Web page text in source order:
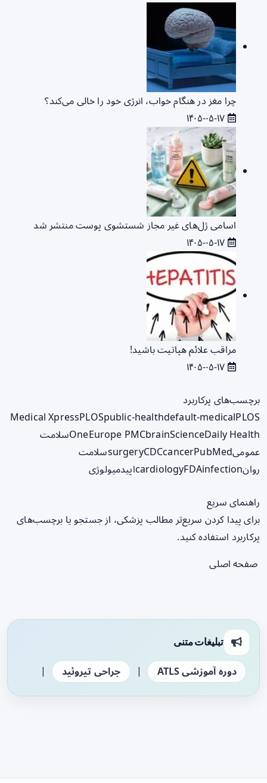
چرا مغز در هنگام خواب، انرژی خود را خالی می‌کند؟
اسامی ژل‌های غیر مجاز شستشوی پوست منتشر شد
مراقب علائم هپاتیت باشید!
برچسب‌های پرکاربرد
Medical XpressPLOSpublic-healthdefault-medicalPLOS
OneEurope PMCbrainScienceDaily Health
سلامت
عمومی
surgeryCDCcancerPubMed
سلامت
روان
cardiologyFDAinfection اپیدمیولوژی
راهنمای سریع
برای پیدا کردن سریع‌تر مطالب پزشکی، از جستجو یا برچسب‌های
پرکاربرد استفاده کنید.
صفحه اصلی
تبلیغات متنی
دوره آموزشی ATLS | جراحی تیروئید |